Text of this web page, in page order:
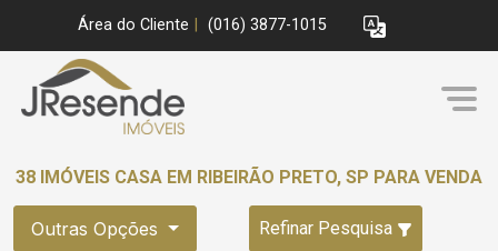
Área do Cliente (016) 3877-1015
38 IMÓVEIS CASA EM RIBEIRÃO PRETO, SP PARA VENDA
Outras Opções Refinar Pesquisa